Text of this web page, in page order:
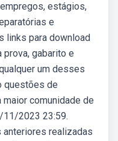
estágios,
e
links para download
gabarito e
um desses
questões de
comunidade de
2023 23:59.
anteriores realizadas